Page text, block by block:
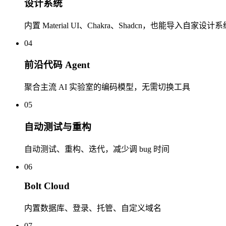
设计系统
内置 Material UI、Chakra、Shadcn，也能导入自家设计系
04
前沿代码 Agent
聚合主流 AI 实验室的编码模型，无需切换工具
05
自动测试与重构
自动测试、重构、迭代，减少调 bug 时间
06
Bolt Cloud
内置数据库、登录、托管、自定义域名